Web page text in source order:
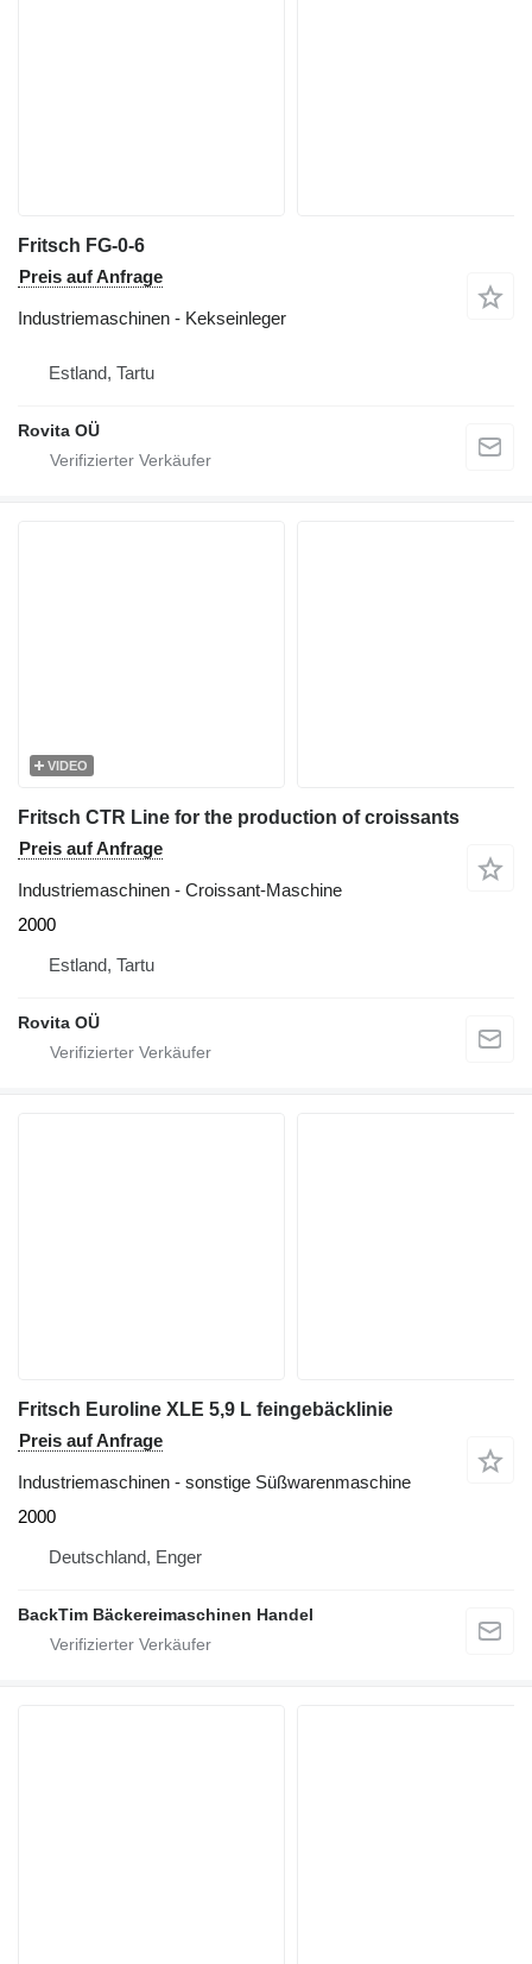
Fritsch FG-0-6
Preis auf Anfrage
Industriemaschinen - Kekseinleger
Estland, Tartu
Rovita OÜ
VIDEO
Fritsch CTR Line for the production of croissants
Preis auf Anfrage
Industriemaschinen - Croissant-Maschine
2000
Estland, Tartu
Rovita OÜ
Fritsch Euroline XLE 5,9 L feingebäcklinie
Preis auf Anfrage
Industriemaschinen - sonstige Süßwarenmaschine
2000
Deutschland, Enger
BackTim Bäckereimaschinen Handel